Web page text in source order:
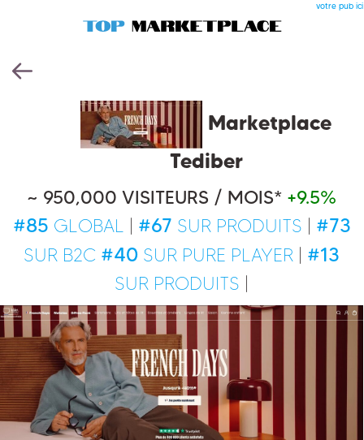
votre pub ici
Marketplace
Tediber
~ 950,000 VISITEURS / MOIS* +9.5%
#85 GLOBAL | #67 SUR PRODUITS | #73
SUR B2C #40 SUR PURE PLAYER | #13
SUR PRODUITS |